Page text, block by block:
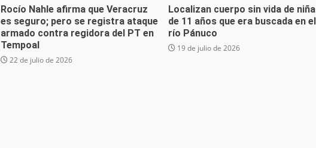
Rocío Nahle afirma que Veracruz
es seguro; pero se registra ataque
armado contra regidora del PT en
Tempoal
22 de julio de 2026
Localizan cuerpo sin vida de niña
de 11 años que era buscada en el
río Pánuco
19 de julio de 2026